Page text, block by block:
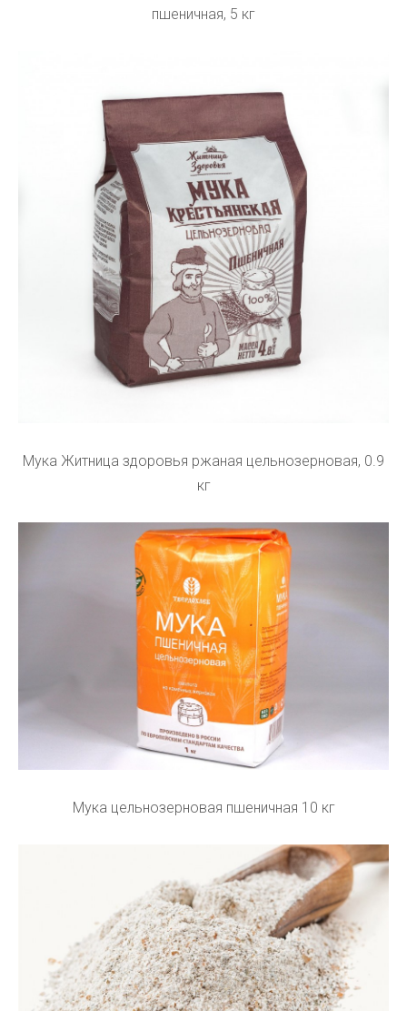
пшеничная, 5 кг
Мука Житница здоровья ржаная цельнозерновая, 0.9
кг
Мука цельнозерновая пшеничная 10 кг